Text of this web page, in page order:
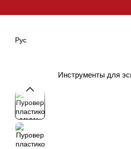
Рус
Инструменты для